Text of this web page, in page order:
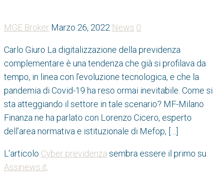
MGE Broker Marzo 26, 2022 News 0
Carlo Giuro La digitalizzazione della previdenza
complementare è una tendenza che già si profilava da
tempo, in linea con l’evoluzione tecnologica, e che la
pandemia di Covid-19 ha reso ormai inevitabile. Come si
sta atteggiando il settore in tale scenario? MF-Milano
Finanza ne ha parlato con Lorenzo Cicero, esperto
dell’area normativa e istituzionale di Mefop, […]
L’articolo Cyber previdenza sembra essere il primo su
Assinews.it